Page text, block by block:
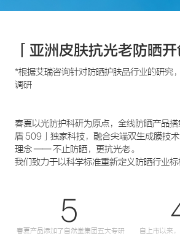
「亚洲皮肤抗光老防晒开
*根据艾瑞咨询针对防晒护肤品行业的研究
调研
春夏以光防护科研为原点，全线防晒产品
盾 509」独家科技，融合尖端双生成膜技术
理念 —— 不止防晒，更抗光老。
我们致力于以科学标准重新定义防晒行业标
5
春夏产品添加了自然堂集团五大专研
自上市以来